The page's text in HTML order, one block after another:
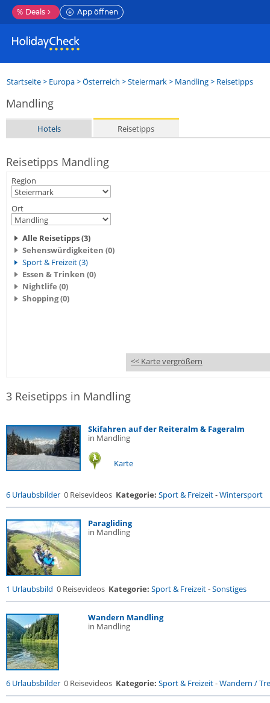
% Deals App öffnen
Startseite> Europa>Österreich >Steiermark> Mandling> Reisetipps
Mandling
Hotels Reisetipps
Reisetipps Mandling
Region
Ort
Alle Reisetipps (3)
Sehenswürdigkeiten (0)
Sport & Freizeit (3)
Essen & Trinken (0)
Nightlife (0)
Shopping (0)
<< Karte vergrößern
3 Reisetipps in Mandling
Skifahren auf der Reiteralm & Fageralm
in Mandling
Karte
6 Urlaubsbilder 0 Reisevideos Kategorie: Sport & Freizeit-Wintersport
Paragliding
in Mandling
1 Urlaubsbild 0 Reisevideos Kategorie: Sport & Freizeit-Sonstiges
Wandern Mandling
in Mandling
6 Urlaubsbilder 0 Reisevideos Kategorie: Sport & Freizeit-Wandern /